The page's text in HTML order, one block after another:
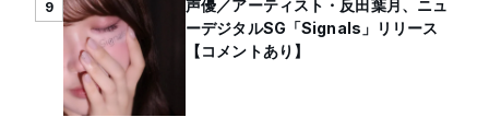
9
声優／アーティスト・反田葉月、ニュ
ーデジタルSG「Signals」リリース
【コメントあり】